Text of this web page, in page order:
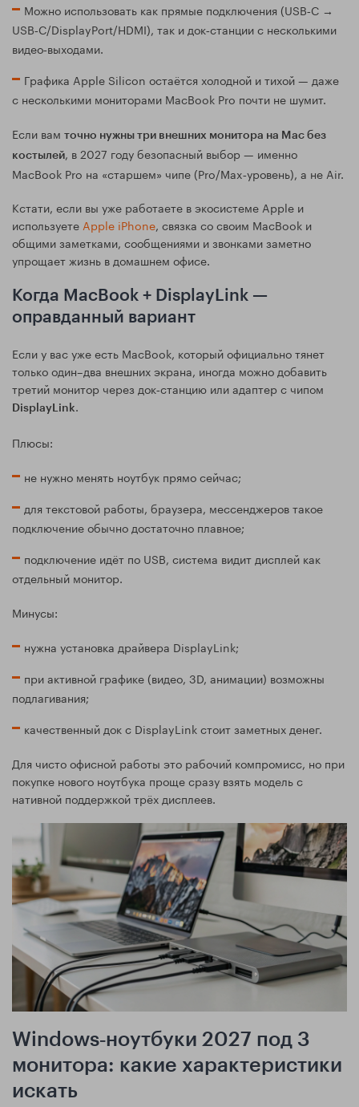
Можно использовать как прямые подключения (USB‑C →
USB‑C/DisplayPort/HDMI), так и док‑станции с несколькими
видео‑выходами.
Графика Apple Silicon остаётся холодной и тихой — даже
с несколькими мониторами MacBook Pro почти не шумит.
Если вам точно нужны три внешних монитора на Mac без
костылей, в 2027 году безопасный выбор — именно
MacBook Pro на «старшем» чипе (Pro/Max‑уровень), а не Air.
Кстати, если вы уже работаете в экосистеме Apple и
используете Apple iPhone, связка со своим MacBook и
общими заметками, сообщениями и звонками заметно
упрощает жизнь в домашнем офисе.
Когда MacBook + DisplayLink —
оправданный вариант
Если у вас уже есть MacBook, который официально тянет
только один–два внешних экрана, иногда можно добавить
третий монитор через док‑станцию или адаптер с чипом
DisplayLink.
Плюсы:
не нужно менять ноутбук прямо сейчас;
для текстовой работы, браузера, мессенджеров такое
подключение обычно достаточно плавное;
подключение идёт по USB, система видит дисплей как
отдельный монитор.
Минусы:
нужна установка драйвера DisplayLink;
при активной графике (видео, 3D, анимации) возможны
подлагивания;
качественный док с DisplayLink стоит заметных денег.
Для чисто офисной работы это рабочий компромисс, но при
покупке нового ноутбука проще сразу взять модель с
нативной поддержкой трёх дисплеев.
Windows‑ноутбуки 2027 под 3
монитора: какие характеристики
искать